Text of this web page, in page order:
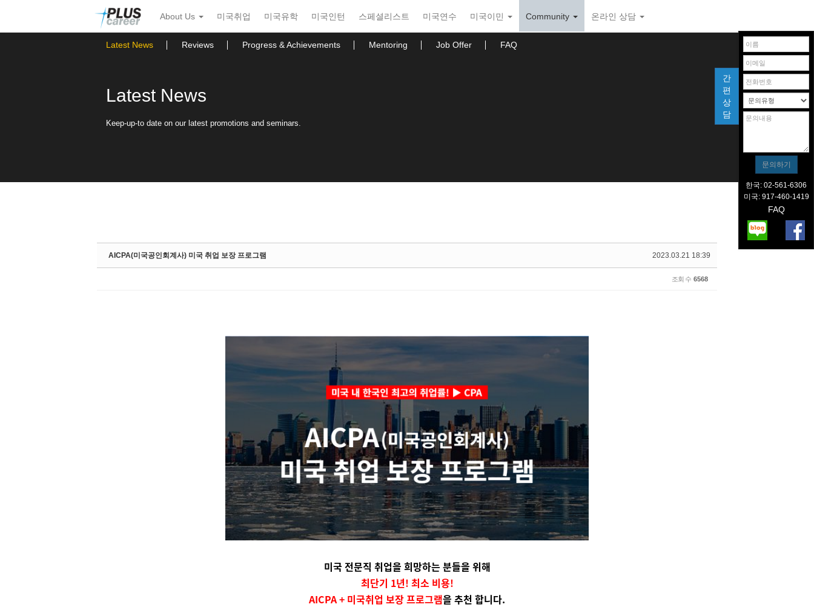
뉴
토
About Us 미국취업 미국유학 미국인턴 스페셜리스트 미국연수 미국이민 Community 온라인 상담
Latest News Reviews Progress & Achievements Mentoring Job Offer FAQ
Latest News
Keep-up-to date on our latest promotions and seminars.
2023.03.21 18:39
AICPA(미국공인회계사) 미국 취업 보장 프로그램
조회 수 6568
미국 전문직 취업을 희망하는 분들을 위해
최단기 1년! 최소 비용!
AICPA + 미국취업 보장 프로그램을 추천 합니다.
간
편
상
담
한국: 02-561-6306
미국: 917-460-1419
FAQ